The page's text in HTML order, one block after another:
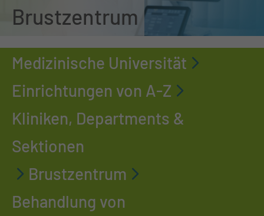
Brustzentrum
Medizinische Universität
Einrichtungen von A-Z
Kliniken, Departments &
Sektionen
Brustzentrum
Behandlung von